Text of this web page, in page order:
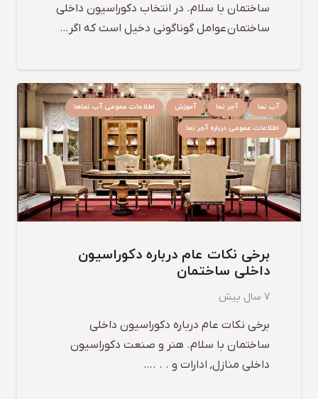
ساختمان با سلام. در انتخاب دکوراسیون داخلی
ساختمان عوامل گوناگونی دخیل است که اگر…
آب نما آجر نما آموزش
اطلاعات عمومی آب نماها
اطلاعات عمومی درباره آجر نما
برخی نکات عام درباره دکوراسیون
داخلی ساختمان
7 سال پیش
برخی نکات عام درباره دکوراسیون داخلی
ساختمان با سلام. هنر و صنعت دکوراسیون
داخلی منازل, ادارات و . . .…